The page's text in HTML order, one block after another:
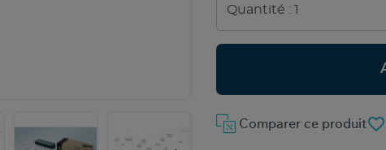
favorite_border
Comparer ce produit